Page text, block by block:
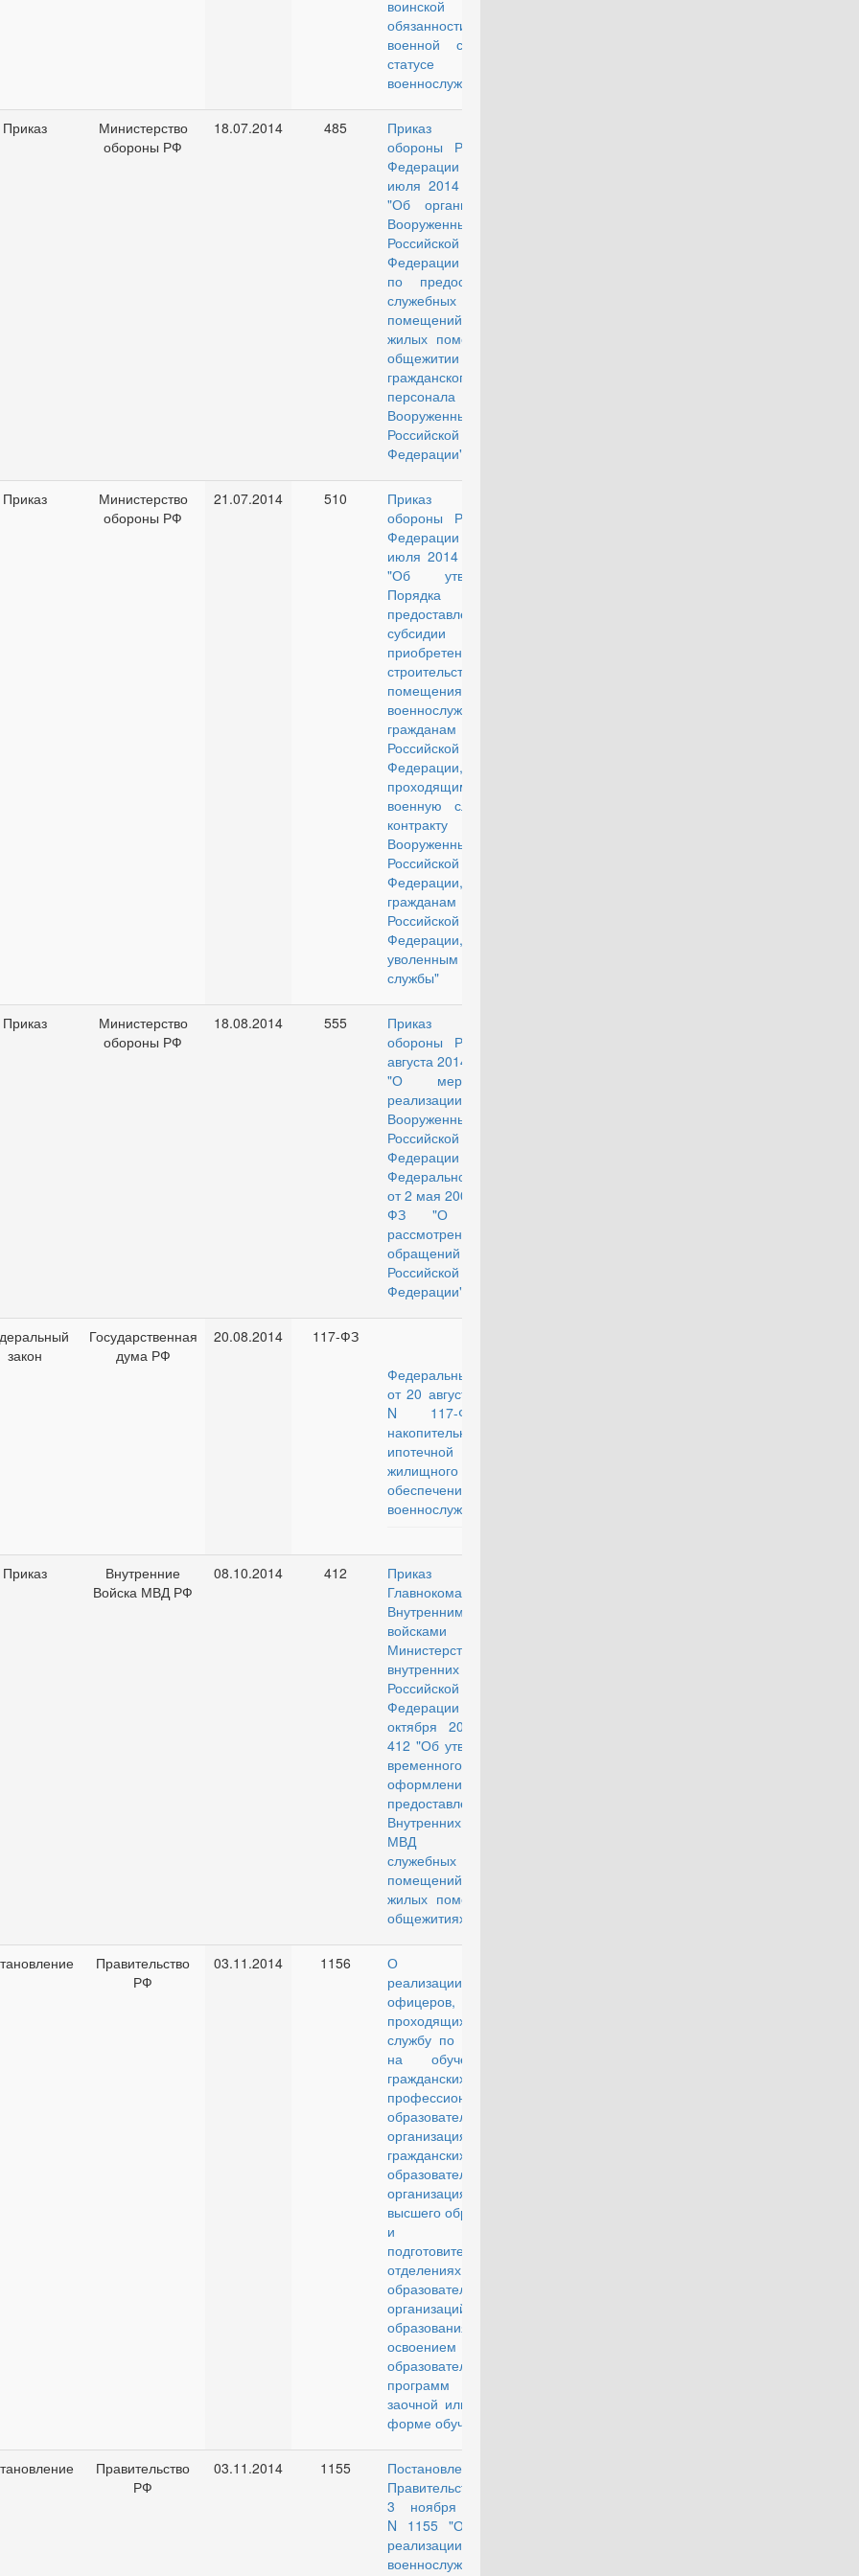
воинской
обязанности,
военной службе и
статусе
военнослужащих
Приказ
Министерство
обороны РФ
18.07.2014 485
Приказ Министра
обороны Российской
Федерации от 18
июля 2014 г. N 485
"Об организации в
Вооруженных Силах
Российской
Федерации работы
по предоставлению
служебных жилых
помещений или
жилых помещений в
общежитии лицам
гражданского
персонала
Вооруженных Сил
Российской
Федерации"
Приказ
Министерство
обороны РФ
21.07.2014 510
Приказ Министра
обороны Российской
Федерации от 21
июля 2014 г. N 510
"Об утверждении
Порядка
предоставления
субсидии для
приобретения или
строительства жилого
помещения
военнослужащим -
гражданам
Российской
Федерации,
проходящим
военную службу по
контракту в
Вооруженных Силах
Российской
Федерации, и
гражданам
Российской
Федерации,
уволенным с военной
службы"
Приказ
Министерство
обороны РФ
18.08.2014 555
Приказ Министра
обороны РФ от 18
августа 2014 г. № 555
"О мерах по
реализации в
Вооруженных Силах
Российской
Федерации
Федерального закона
от 2 мая 2006 г. N 59-
ФЗ "О порядке
рассмотрения
обращений граждан
Российской
Федерации"
закон
Государственная
дума РФ
20.08.2014
117-ФЗ
Федеральный закон
от 20 августа 2004 г.
N 117-ФЗ "О
накопительно-
ипотечной системе
жилищного
обеспечения
военнослужащих"
Приказ
Внутренние
Войска МВД РФ
08.10.2014 412
Приказ
Главнокомандующего
Внутренними
войсками
Министерства
внутренних дел
Российской
Федерации от 8
октября 2014 г. №
412 "Об утверждении
временного порядка
оформления и
предоставления во
Внутренних Войсках
МВД России
служебных жилых
помещений или
жилых помещений в
общежитиях"
Правительство
РФ
03.11.2014 1156
О порядке
реализации права
офицеров,
проходящих военную
службу по контракту,
на обучение в
гражданских
профессиональных
образовательных
организациях или
гражданских
образовательных
организациях
высшего образования
и на
подготовительных
отделениях таких
образовательных
организаций высшего
образования с
освоением
образовательных
программ по очно-
заочной или заочной
форме обучени
Правительство
РФ
03.11.2014 1155
Постановление
Правительства РФ от
3 ноября 2014 г.
N 1155 "О порядке
реализации права
военнослужащих,